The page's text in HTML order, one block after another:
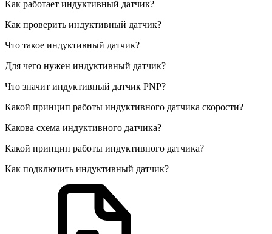
Как работает индуктивный датчик?
Как проверить индуктивный датчик?
Что такое индуктивный датчик?
Для чего нужен индуктивный датчик?
Что значит индуктивный датчик PNP?
Какой принцип работы индуктивного датчика скорости?
Какова схема индуктивного датчика?
Какой принцип работы индуктивного датчика?
Как подключить индуктивный датчик?